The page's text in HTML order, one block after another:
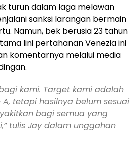
turun dalam laga melawan
sanksi larangan bermain
Namun, bek berusia 23 tahun
lini pertahanan Venezia ini
komentarnya melalui media
kami. Target kami adalah
tetapi hasilnya belum sesuai
bagi semua yang
tulis Jay dalam unggahan